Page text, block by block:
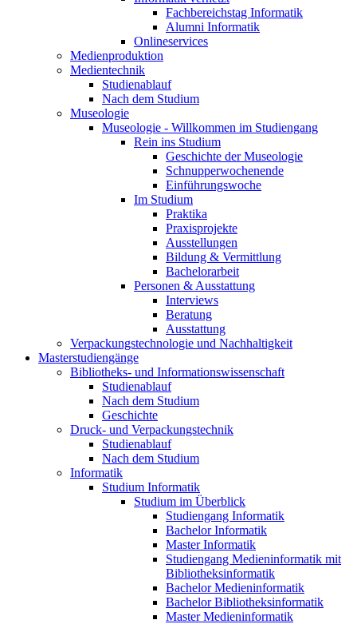
Fachbereichstag Informatik
Alumni Informatik
Onlineservices
Medienproduktion
Medientechnik
Studienablauf
Nach dem Studium
Museologie
Museologie - Willkommen im Studiengang
Rein ins Studium
Geschichte der Museologie
Schnupperwochenende
Einführungswoche
Im Studium
Praktika
Praxisprojekte
Ausstellungen
Bildung & Vermittlung
Bachelorarbeit
Personen & Ausstattung
Interviews
Beratung
Ausstattung
Verpackungstechnologie und Nachhaltigkeit
Masterstudiengänge
Bibliotheks- und Informationswissenschaft
Studienablauf
Nach dem Studium
Geschichte
Druck- und Verpackungstechnik
Studienablauf
Nach dem Studium
Informatik
Studium Informatik
Studium im Überblick
Studiengang Informatik
Bachelor Informatik
Master Informatik
Studiengang Medieninformatik mit
Bibliotheksinformatik
Bachelor Medieninformatik
Bachelor Bibliotheksinformatik
Master Medieninformatik